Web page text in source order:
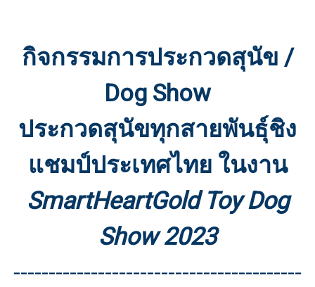
กิจกรรมการประกวดสุนัข /
Dog Show
ประกวดสุนัขทุกสายพันธุ์ชิง
แชมป์ประเทศไทย ในงาน
SmartHeartGold Toy Dog
Show 2023
-----------------------------------------